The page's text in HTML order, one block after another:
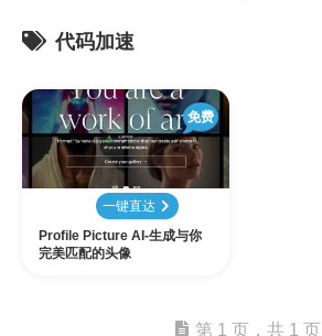
代码加速
免费
一键直达
Profile Picture AI-生成与你
完美匹配的头像
第 1 页，共 1 页